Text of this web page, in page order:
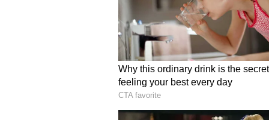
ಸದನದಿಂದ ಸಂಸದರು ಹೊರಕ್ಕೆ,
ಐಟಿ ಮತ್ತು ಬಿಟಿ ಹಾಗೂ
‘ಕೈಗಾರಿಕೆ ಹಾಗೂ ಉದ್ಯಮಗಳ ಸ್ಥಾಪನೆಗೆ
ಸ್ಥಾಪನೆಗೆ ಇರುವ ತೊಡಕುಗಳನ್ನು